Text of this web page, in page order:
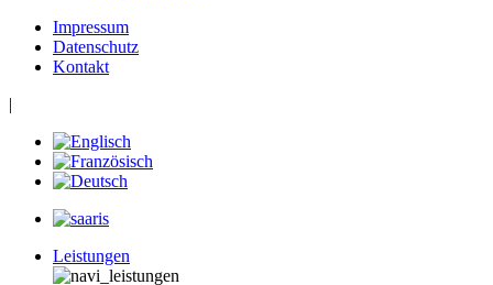
Impressum
Datenschutz
Kontakt
|
Leistungen